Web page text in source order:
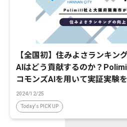
【全国初】住みよさランキン
AIはどう貢献するのか？
コモンズAIを用いて実証実験
2024/12/25
Today's PICK UP